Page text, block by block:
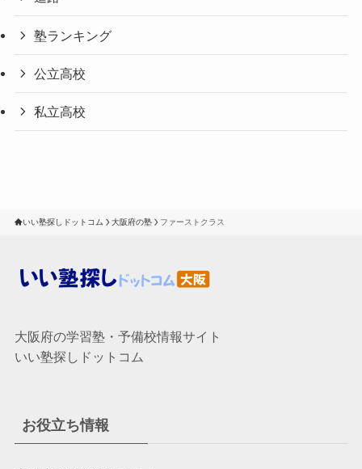
塾ランキング
公立高校
私立高校
いい塾探しドットコム 大阪府の塾 ファーストクラス
大阪府の学習塾・予備校情報サイト
いい塾探しドットコム
お役立ち情報